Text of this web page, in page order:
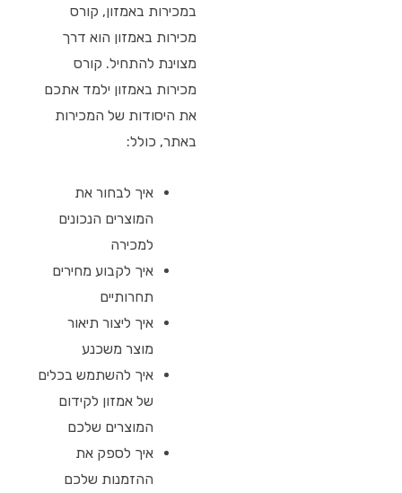
במכירות באמזון, קורס
מכירות באמזון הוא דרך
מצוינת להתחיל. קורס
מכירות באמזון ילמד אתכם
את היסודות של המכירות
באתר, כולל:
איך לבחור את
המוצרים הנכונים
למכירה
איך לקבוע מחירים
תחרותיים
איך ליצור תיאור
מוצר משכנע
איך להשתמש בכלים
של אמזון לקידום
המוצרים שלכם
איך לספק את
ההזמנות שלכם